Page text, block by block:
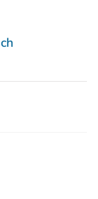
via X -
via
nieuwsbericht
dit